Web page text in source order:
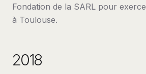
Fondation de la SARL pour
à Toulouse.
2018